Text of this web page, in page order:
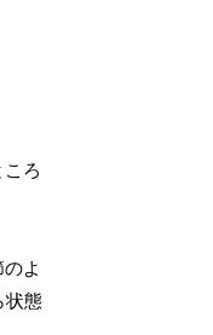
ろ
よ
状態